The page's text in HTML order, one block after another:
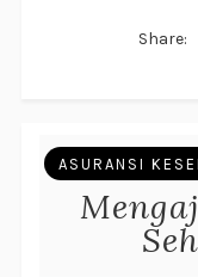
Share:
ASURANSI